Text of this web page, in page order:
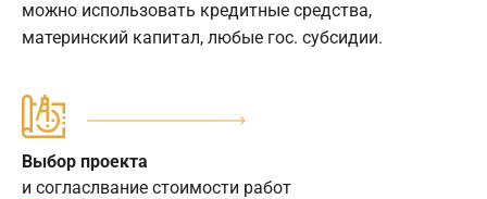
можно использовать кредитные средства,
материнский капитал, любые гос. субсидии.
Выбор проекта
и согласлвание стоимости работ